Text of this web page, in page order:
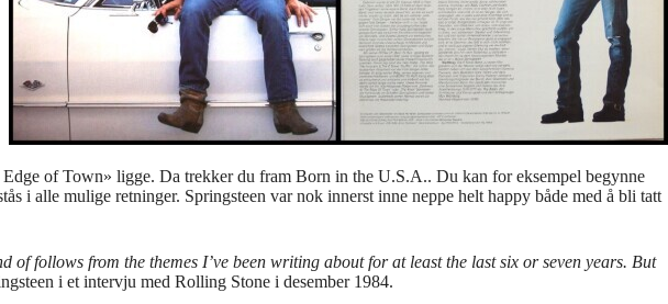
of Town» ligge. Da trekker du fram Born in the U.S.A.. Du kan for eksempel begynne
i alle mulige retninger. Springsteen var nok innerst inne neppe helt happy både med å bli tatt
follows from the themes I’ve been writing about for at least the last six or seven years. But
i et intervju med Rolling Stone i desember 1984.